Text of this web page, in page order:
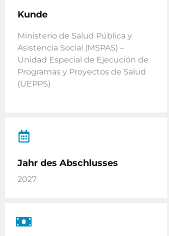
Kunde
Ministerio de Salud Pública y
Asistencia Social (MSPAS) –
Unidad Especial de Ejecución de
Programas y Proyectos de Salud
(UEPPS)
Jahr des Abschlusses
2027